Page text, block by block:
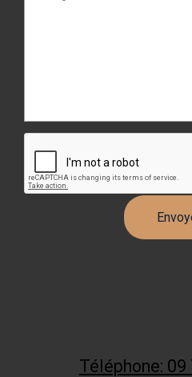
Téléphone: 09